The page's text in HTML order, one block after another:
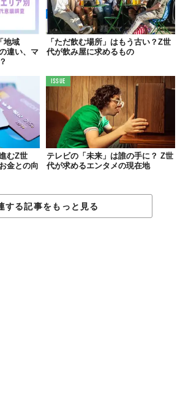
© 株式会社スナックミー
」、Y世代は「バランス」、おやつ
差
対するスタンスは「実用性＆品質重視」
三世代で最も低く、3割以上がオフィスで間
由も「小腹満たし」と「リフレッシュ」が
は「手軽さ」「美味しさ」「量」といった
。実際に食べるおやつも「チョコレー
「米菓」といった伝統的で落ち着いたも
ション＆実用志向」とされ、X世代とZ世
つ。おやつを食べる頻度はX世代より高
地域
違い、マ
「ただ飲む場所」はもう古い？Z世
代が飲み屋に求めるもの
むZ世
金との向
ISSUE
テレビの「未来」は誰の手に？ Z世
代が求めるエンタメの現在地
する記事をもっと見る